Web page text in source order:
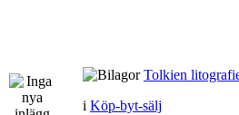
Tolkien
i Köp-byt-sälj